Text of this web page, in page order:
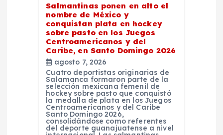
Salmantinas ponen en alto el
nombre de México y
conquistan plata en hockey
sobre pasto en los Juegos
Centroamericanos y del
Caribe, en Santo Domingo 2026
agosto 7, 2026
Cuatro deportistas originarias de
Salamanca formaron parte de la
selección mexicana femenil de
hockey sobre pasto que conquistó
la medalla de plata en los Juegos
Centroamericanos y del Caribe
Santo Domingo 2026,
consolidándose como referentes
del deporte guanajuatense a nivel